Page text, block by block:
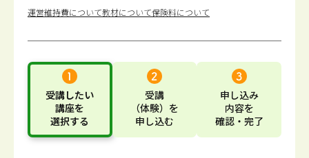
運営維持費について教材について保険料について
受講したい
講座を
選択する
受講
（体験） を
申し込む
申し込み
内容を
確認・完了